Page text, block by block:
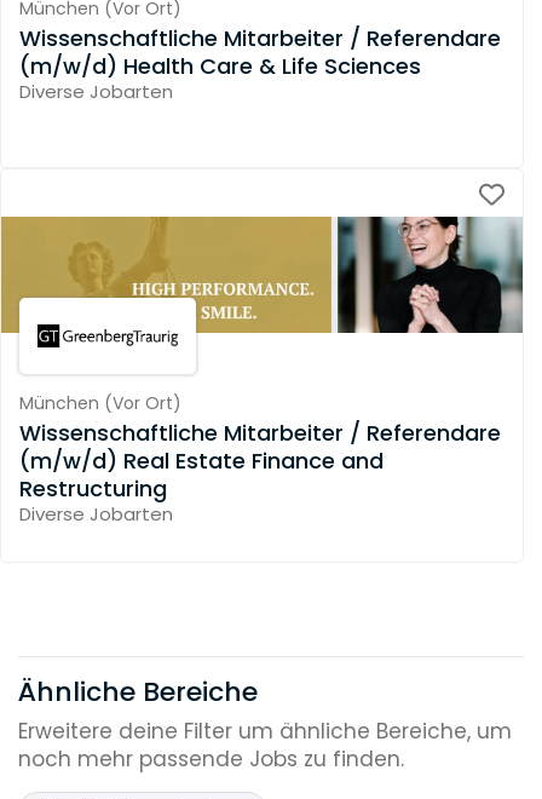
München (Vor Ort)
Wissenschaftliche Mitarbeiter / Referendare
(m/w/d) Health Care & Life Sciences
Diverse Jobarten
München (Vor Ort)
Wissenschaftliche Mitarbeiter / Referendare
(m/w/d) Real Estate Finance and
Restructuring
Diverse Jobarten
Ähnliche Bereiche
Erweitere deine Filter um ähnliche Bereiche, um
noch mehr passende Jobs zu finden.